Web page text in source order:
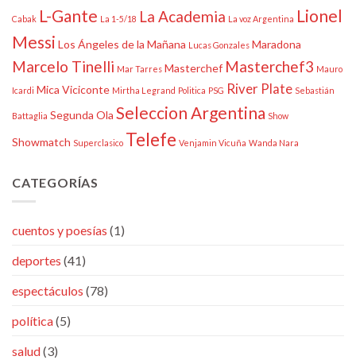
Cabak L-Gante La 1-5/18 La Academia La voz Argentina Lionel
Messi Los Ángeles de la Mañana Lucas Gonzales Maradona
Marcelo Tinelli Mar Tarres Masterchef Masterchef3 Mauro
Icardi Mica Viciconte Mirtha Legrand Politica PSG River Plate Sebastián
Battaglia Segunda Ola Seleccion Argentina Show
Showmatch Superclasico Telefe Venjamin Vicuña Wanda Nara
CATEGORÍAS
cuentos y poesías (1)
deportes (41)
espectáculos (78)
política(5)
salud(3)